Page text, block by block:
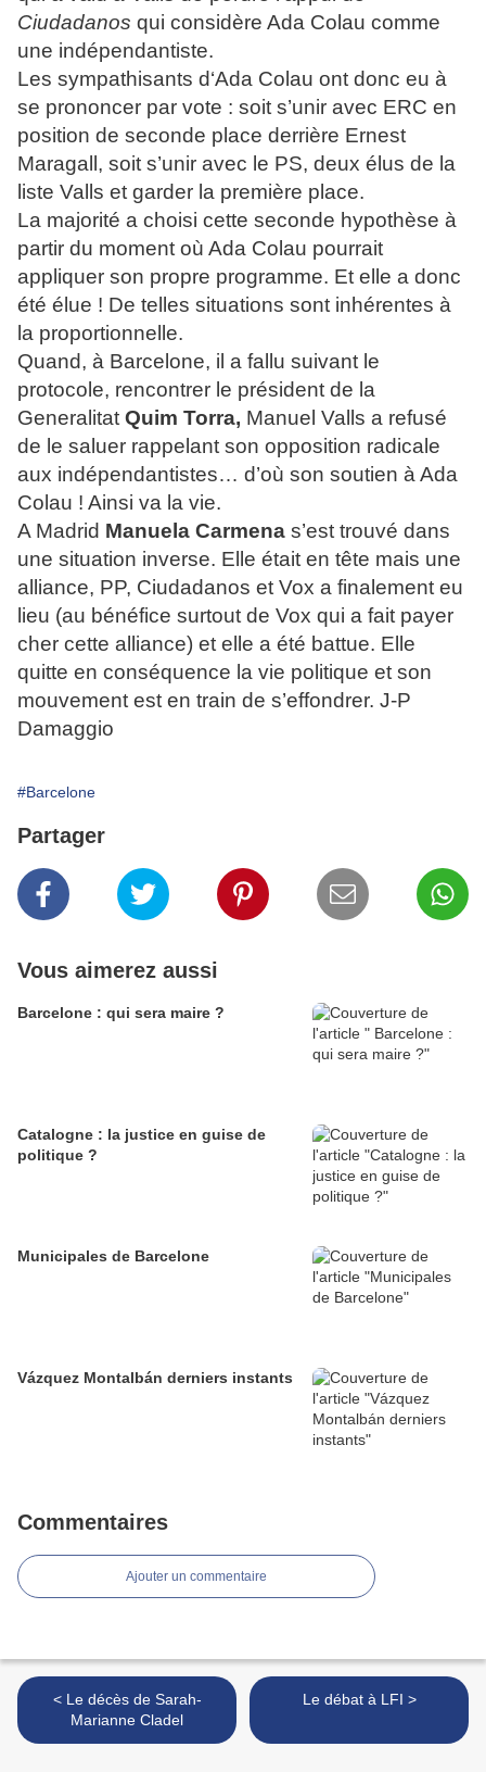
Ciudadanos qui considère Ada Colau comme
une indépendantiste.
Les sympathisants d‘Ada Colau ont donc eu à
se prononcer par vote : soit s’unir avec ERC en
position de seconde place derrière Ernest
Maragall, soit s’unir avec le PS, deux élus de la
liste Valls et garder la première place.
La majorité a choisi cette seconde hypothèse à
partir du moment où Ada Colau pourrait
appliquer son propre programme. Et elle a donc
été élue ! De telles situations sont inhérentes à
la proportionnelle.
Quand, à Barcelone, il a fallu suivant le
protocole, rencontrer le président de la
Generalitat Quim Torra, Manuel Valls a refusé
de le saluer rappelant son opposition radicale
aux indépendantistes… d’où son soutien à Ada
Colau ! Ainsi va la vie.
A Madrid Manuela Carmena s’est trouvé dans
une situation inverse. Elle était en tête mais une
alliance, PP, Ciudadanos et Vox a finalement eu
lieu (au bénéfice surtout de Vox qui a fait payer
cher cette alliance) et elle a été battue. Elle
quitte en conséquence la vie politique et son
mouvement est en train de s’effondrer. J-P
Damaggio
#Barcelone
Partager
Vous aimerez aussi
Barcelone : qui sera maire ?
Catalogne : la justice en guise de
politique ?
Municipales de Barcelone
Vázquez Montalbán derniers instants
Commentaires
Ajouter un commentaire
< Le décès de Sarah-
Marianne Cladel
Le débat à LFI >